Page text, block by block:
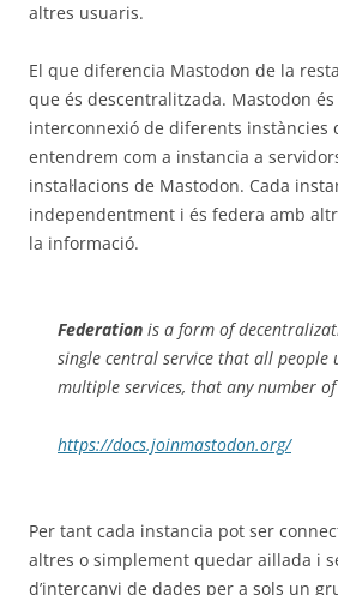
altres usuaris.
El que diferencia Mastodon de la
que és descentralitzada. Mastodon
interconnexió de diferents instàncies
entendrem com a instancia a
instal·lacions de Mastodon. Cada
independentment i és federa amb
la informació.
Federation is a form of
single central service that all people
multiple services, that any number of
https://docs.joinmastodon.org/
Per tant cada instancia pot ser
altres o simplement quedar aillada i
d’intercanvi de dades per a sols un